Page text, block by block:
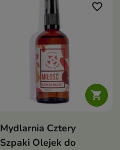

favorite_border
Mydlarnia Cztery
Szpaki Olejek do